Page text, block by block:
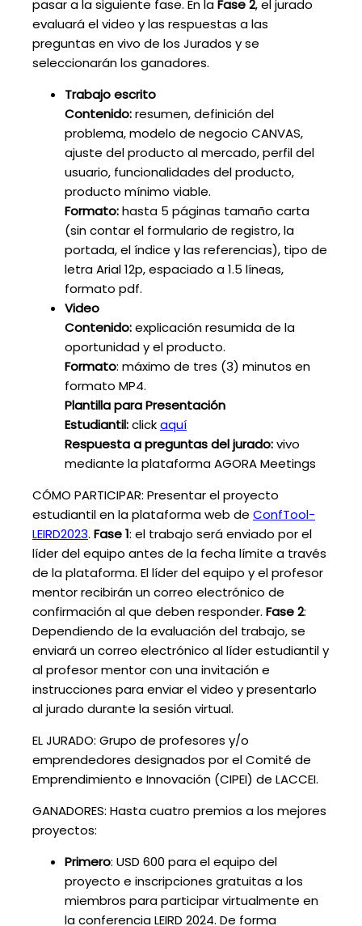
pasar a la siguiente fase. En laFase 2, el jurado
evaluará el video y las respuestas a las
preguntas en vivo de los Jurados y se
seleccionarán los ganadores.
Trabajo escrito
Contenido:resumen, definición del
problema, modelo de negocio CANVAS,
ajuste del producto al mercado, perfil del
usuario, funcionalidades del producto,
producto mínimo viable.
Formato:hasta 5 páginas tamaño carta
(sin contar el formulario de registro, la
portada, el índice y las referencias), tipo de
letra Arial 12p, espaciado a 1.5 líneas,
formato pdf.
Video
Contenido:explicación resumida de la
oportunidad y el producto.
Formato: máximo de tres (3) minutos en
formato MP4.
Plantilla para Presentación
Estudiantil:clickaquí
Respuesta a preguntas del jurado:vivo
mediante la plataforma AGORA Meetings
CÓMO PARTICIPAR: Presentar el proyecto
estudiantil en la plataforma web de ConfTool-
LEIRD2023. Fase 1: el trabajo será enviado por el
líder del equipo antes de la fecha límite a través
de la plataforma. El líder del equipo y el profesor
mentor recibirán un correo electrónico de
confirmación al que deben responder. Fase 2:
Dependiendo de la evaluación del trabajo, se
enviará un correo electrónico al líder estudiantil y
al profesor mentor con una invitación e
instrucciones para enviar el video y presentarlo
al jurado durante la sesión virtual.
EL JURADO: Grupo de profesores y/o
emprendedores designados por el Comité de
Emprendimiento e Innovación (CIPEI) de LACCEI.
GANADORES: Hasta cuatro premios a los mejores
proyectos:
Primero: USD 600 para el equipo del
proyecto e inscripciones gratuitas a los
miembros para participar virtualmente en
la conferencia LEIRD 2024. De forma